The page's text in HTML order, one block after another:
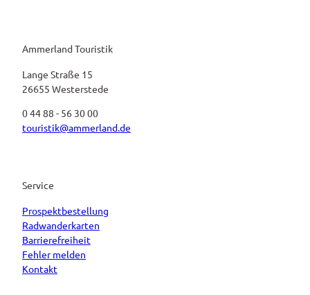
Ammerland Touristik
Lange Straße 15
26655 Westerstede
0 44 88 - 56 30 00
touristik@ammerland.de
Service
Prospektbestellung
Radwanderkarten
Barrierefreiheit
Fehler melden
Kontakt